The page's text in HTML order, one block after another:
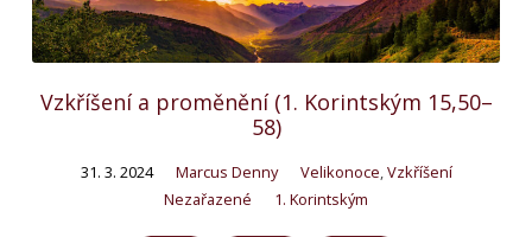
Vzkříšení a proměnění (1. Korintským 15,50–
58)
31. 3. 2024 Marcus Denny Velikonoce,Vzkříšení
Nezařazené
1. Korintským